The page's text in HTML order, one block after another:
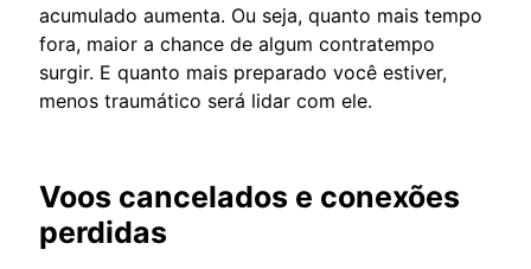
acumulado aumenta. Ou seja, quanto mais tempo
fora, maior a chance de algum contratempo
surgir. E quanto mais preparado você estiver,
menos traumático será lidar com ele.
Voos cancelados e conexões
perdidas